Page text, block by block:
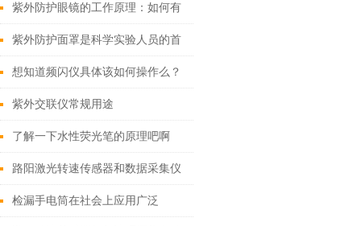
紫外防护眼镜的工作原理：如何有
效阻挡有害紫外线
紫外防护面罩是科学实验人员的首
要保护用品
想知道频闪仪具体该如何操作么？
赶紧看看本篇吧
紫外交联仪常规用途
了解一下水性荧光笔的原理吧啊
路阳激光转速传感器和数据采集仪
如何连接？
检漏手电筒在社会上应用广泛